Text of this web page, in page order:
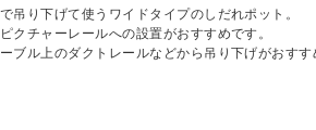
吊り下げて使うワイドタイプのしだれポット。
クチャーレールへの設置がおすすめです。
ブル上のダクトレールなどから吊り下げがおすす